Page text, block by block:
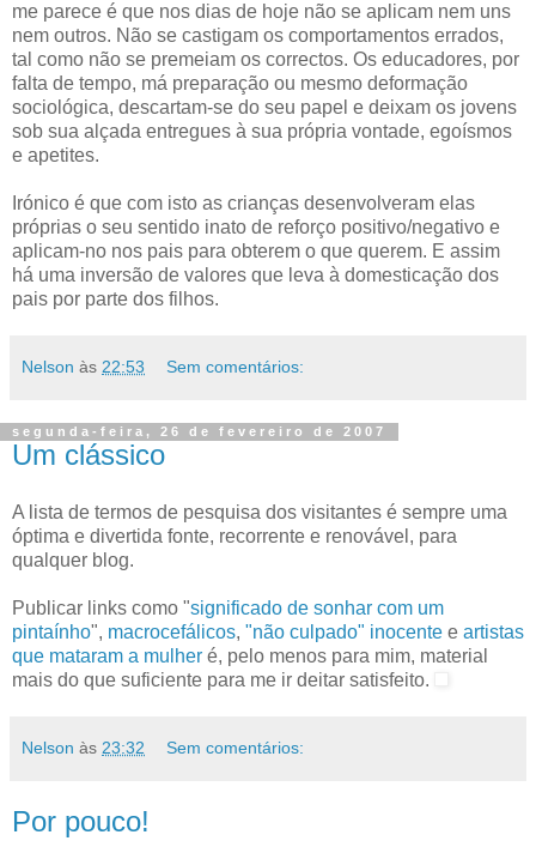
me parece é que nos dias de hoje não se aplicam nem uns
nem outros. Não se castigam os comportamentos errados,
tal como não se premeiam os correctos. Os educadores, por
falta de tempo, má preparação ou mesmo deformação
sociológica, descartam-se do seu papel e deixam os jovens
sob sua alçada entregues à sua própria vontade, egoísmos
e apetites.
Irónico é que com isto as crianças desenvolveram elas
próprias o seu sentido inato de reforço positivo/negativo e
aplicam-no nos pais para obterem o que querem. E assim
há uma inversão de valores que leva à domesticação dos
pais por parte dos filhos.
Nelson às 22:53 Sem comentários:
segunda-feira, 26 de fevereiro de 2007
Um clássico
A lista de termos de pesquisa dos visitantes é sempre uma
óptima e divertida fonte, recorrente e renovável, para
qualquer blog.
Publicar links como "significado de sonhar com um
pintaínho", macrocefálicos, "não culpado" inocente e artistas
que mataram a mulher é, pelo menos para mim, material
mais do que suficiente para me ir deitar satisfeito.
Nelson às 23:32 Sem comentários:
Por pouco!